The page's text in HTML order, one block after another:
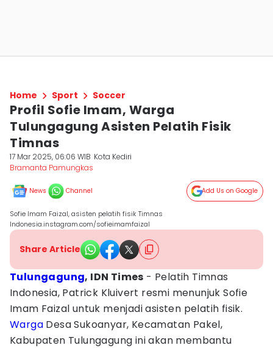
Home Sport Soccer
Profil Sofie Imam, Warga
Tulungagung Asisten Pelatih Fisik
Timnas
17 Mar 2025, 06:06 WIB Kota Kediri
Bramanta Pamungkas
News Channel Add Us on Google
Sofie Imam Faizal, asisten pelatih fisik Timnas
Indonesia.instagram.com/sofieimamfaizal
Share Article
Tulungagung, IDN Times - Pelatih Timnas
Indonesia, Patrick Kluivert resmi menunjuk Sofie
Imam Faizal untuk menjadi asisten pelatih fisik.
Warga Desa Sukoanyar, Kecamatan Pakel,
Kabupaten Tulungagung ini akan membantu